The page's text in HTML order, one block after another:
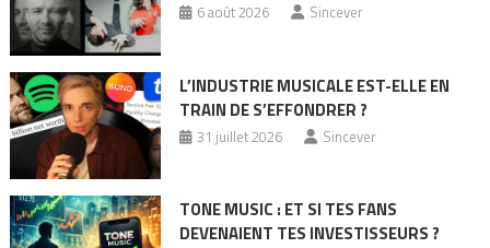
6 août 2026 Sincever
L’INDUSTRIE MUSICALE EST-ELLE EN
TRAIN DE S’EFFONDRER ?
31 juillet 2026 Sincever
TONE MUSIC : ET SI TES FANS
DEVENAIENT TES INVESTISSEURS ?